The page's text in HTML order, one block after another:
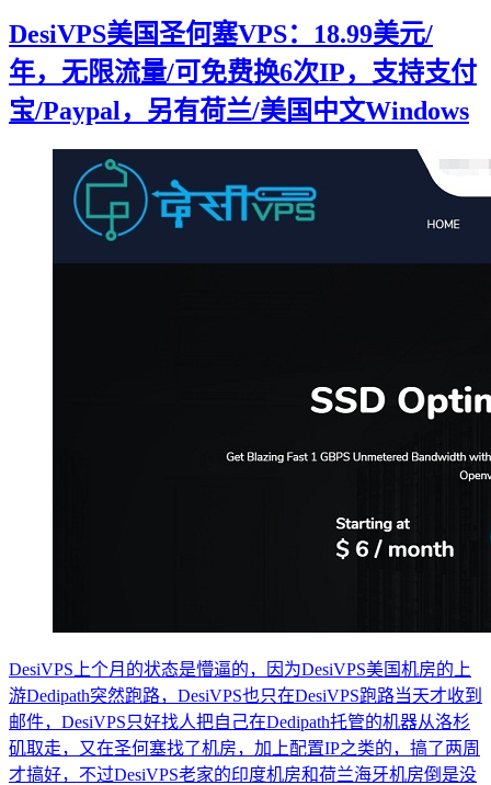
DesiVPS美国圣何塞VPS：18.99美元/
年，无限流量/可免费换6次IP，支持支付
宝/Paypal，另有荷兰/美国中文Windows
DesiVPS上个月的状态是懵逼的，因为DesiVPS美国机房的上
游Dedipath突然跑路，DesiVPS也只在DesiVPS跑路当天才收到
邮件，DesiVPS只好找人把自己在Dedipath托管的机器从洛杉
矶取走，又在圣何塞找了机房，加上配置IP之类的，搞了两周
才搞好，不过DesiVPS老家的印度机房和荷兰海牙机房倒是没